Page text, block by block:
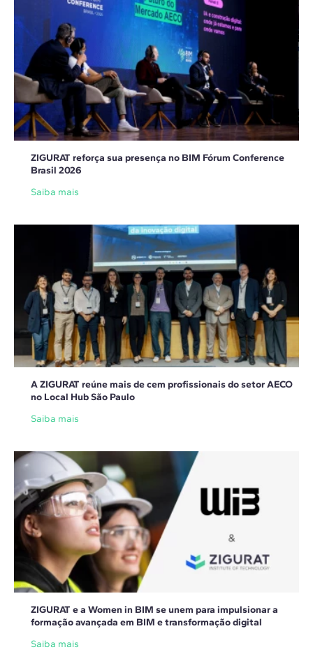
ZIGURAT reforça sua presença no BIM Fórum Conference
Brasil 2026
Saiba mais
A ZIGURAT reúne mais de cem profissionais do setor AECO
no Local Hub São Paulo
Saiba mais
ZIGURAT e a Women in BIM se unem para impulsionar a
formação avançada em BIM e transformação digital
Saiba mais